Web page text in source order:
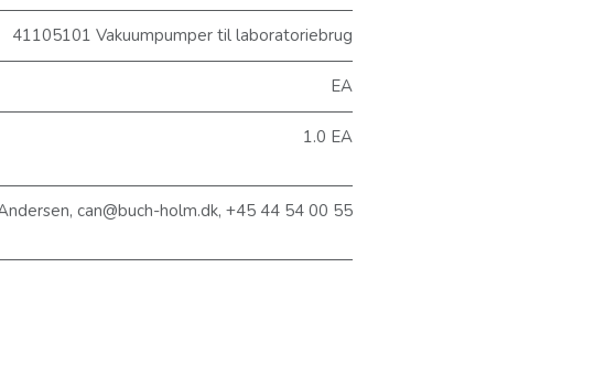
41105101 Vakuumpumper til laboratoriebrug
EA
1.0 EA
can@buch-holm.dk, +45 44 54 00 55